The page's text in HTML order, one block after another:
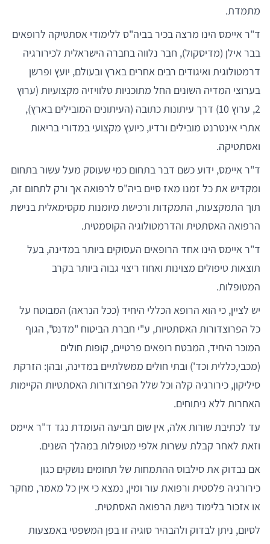
מתמדת.
ד"ר איימס הינו מרצה בכיר בביה"ס ללימודי אסתטיקה לרופאים
בבר אילן (מדיסקול), חבר נלווה בחברה הישראלית לכירורגיה
דרמטולוגית ואיגודים רבים אחרים בארץ ובעולם, יועץ ופרשן
בערוצי המדיה השונים החל מתוכניות טלוויזיה מקצועיות (ערוץ
2, ערוץ 10) דרך עיתונות כתובה (העיתונים המובילים בארץ),
אתרי אינטרנט מובילים ורדיו, כיועץ מקצועי במדורי בריאות
ואסתטיקה.
ד"ר איימס, ידוע כשם דבר בתחום כמי שעוסק מעל עשור בתחום
ומקדיש את כל זמנו מאז סיים ביה"ס לרפואה אך ורק לתחום זה,
תוך התמקצעות, התמקדות ורכישת מיומנות מקסימאלית בנישת
הרפואה האסתטית והדרמטולוגיה הקוסמטית.
ד"ר איימס הינו אחד הרופאים העסוקים ביותר במדינה, בעל
תוצאות טיפולים מצוינות ואחוז ריצוי גבוה ביותר בקרב
המטופלות.
יש לציין, כי הוא הרופא הכללי היחיד (ככל הנראה) המבוטח על
כל הפרוצדורות האסתטיות, ע"י חברת הביטוח "מדנס", הגוף
המוכר היחיד, המבטח רופאים פרטיים, קופות חולים
(מכבי,כללית וכד') ובתי חולים ממשלתיים במדינה, ובהן: הזרקת
סיליקון, כירורגיה קלה וכל שלל הפרוצדורות האסתטיות הקיימות
האחרות ללא ניתוחים.
עד לכתיבת שורות אלה, אין שום תביעה העומדת נגד ד"ר איימס
וזאת לאחר קבלת עשרות אלפי מטופלות במהלך השנים.
אם נבדוק את סילבוס ההתמחות של תחומים נושקים כגון
כירורגיה פלסטית ורפואת עור ומין, נמצא כי אין כל מאמר, מחקר
או אזכור בלימוד נישת הרפואה האסתטית.
לסיום, ניתן לבדוק ולהבהיר סוגיה זו בפן המשפטי באמצעות